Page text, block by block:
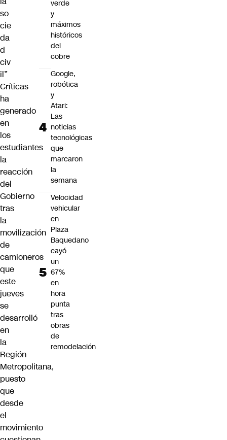
so
cie
da
d
civ
il”
Críticas
ha
generado
en
los
estudiantes
la
reacción
del
Gobierno
tras
la
movilización
de
camioneros
que
este
jueves
se
desarrolló
en
la
Región
Metropolitana,
puesto
que
desde
el
movimiento
verde
y
máximos
históricos
del
cobre
Google,
robótica
y
Atari:
Las
noticias
tecnológicas
que
marcaron
la
semana
Velocidad
vehicular
en
Plaza
Baquedano
cayó
un
67%
en
hora
punta
tras
obras
de
remodelación